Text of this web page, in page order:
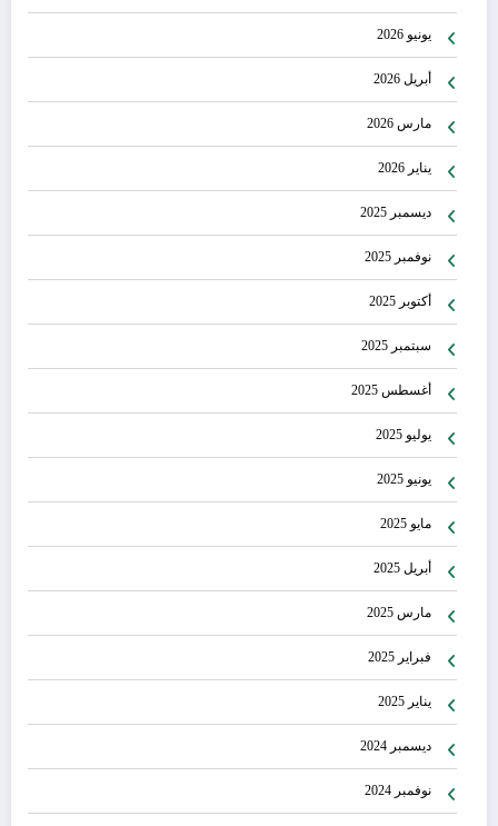
يونيو 2026
أبريل 2026
مارس 2026
يناير 2026
ديسمبر 2025
نوفمبر 2025
أكتوبر 2025
سبتمبر 2025
أغسطس 2025
يوليو 2025
يونيو 2025
مايو 2025
أبريل 2025
مارس 2025
فبراير 2025
يناير 2025
ديسمبر 2024
نوفمبر 2024